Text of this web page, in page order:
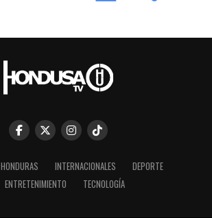
HONDURAS INTERNACIONALES
DEPORTE
ENTRETENIMIENTO
TECNOLOGÍA